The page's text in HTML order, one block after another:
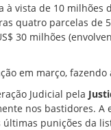
à vista de 10 milhões
quatro parcelas de
30 milhões
em março,
Judicial pela
nos bastidores. A
punições da